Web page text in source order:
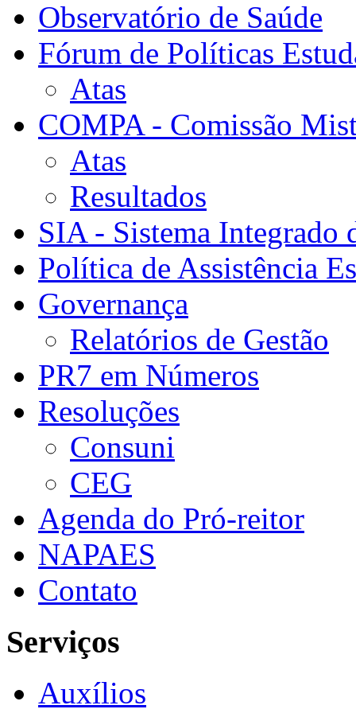
Observatório de Saúde
Fórum de Políticas
Atas
COMPA - Comissão
Atas
Resultados
SIA - Sistema Integrado
Política de Assistência
Governança
Relatórios de Gestão
PR7 em Números
Resoluções
Consuni
CEG
Agenda do Pró-reitor
NAPAES
Contato
Serviços
Auxílios